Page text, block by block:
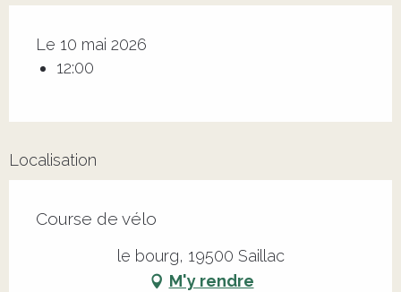
Le 10 mai 2026
12:00
Localisation
Course de vélo
le bourg, 19500 Saillac
M'y rendre